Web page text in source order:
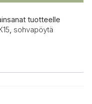
tuotteelle
sohvapöytä